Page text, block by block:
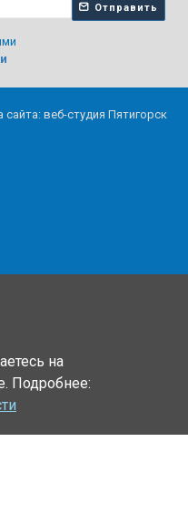
Отправить
сайта: веб-студия Пятигорск
на
Подробнее: